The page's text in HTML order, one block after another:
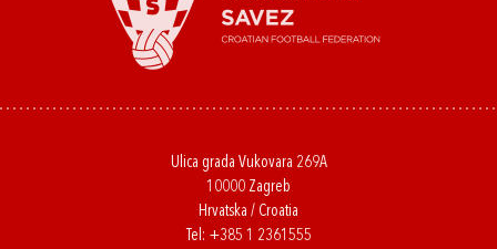
Ulica grada Vukovara 269A
10000 Zagreb
Hrvatska / Croatia
Tel: +385 1 2361555